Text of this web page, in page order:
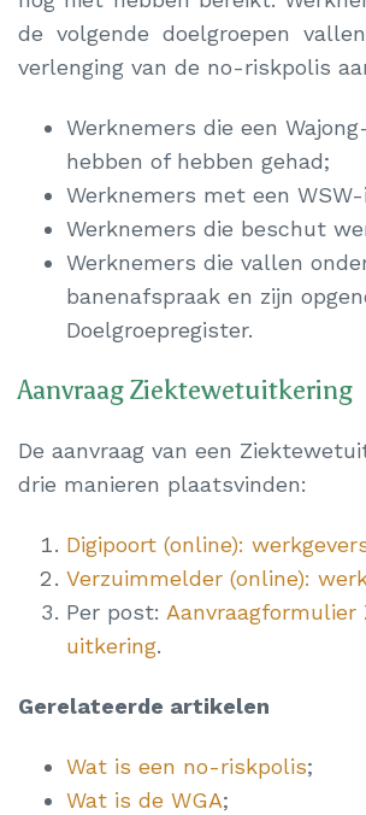
de volgende doelgroepen
verlenging van de no-riskpolis
Werknemers die een
hebben of hebben gehad;
Werknemers met een
Werknemers die beschut
Werknemers die vallen
banenafspraak en zijn
Doelgroepregister.
Aanvraag Ziektewetuitkering
De aanvraag van een
drie manieren plaatsvinden:
Digipoort (online):
Verzuimmelder (online):
Per post:
uitkering.
Gerelateerde artikelen
Wat is een no-riskpolis;
Wat is de WGA;